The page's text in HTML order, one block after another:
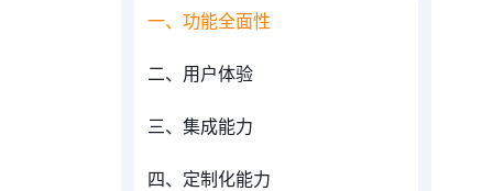
一、功能全面性
二、用户体验
三、集成能力
四、定制化能力